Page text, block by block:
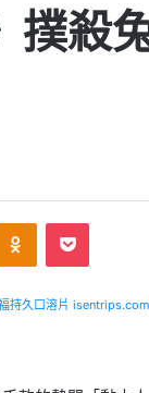
殺
持久口溶片 isentrips.com